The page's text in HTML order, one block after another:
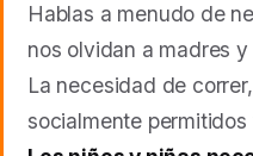
Hablas a menudo de
nos olvidan a madres y
La necesidad de
socialmente